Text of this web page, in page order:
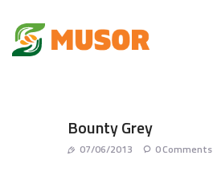
CONTACTO
CORREO
Bounty Grey
07/06/2013 0Comments